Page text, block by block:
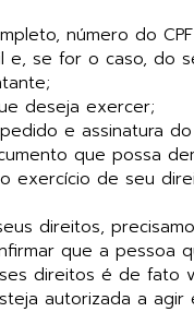
número do
e, se for o caso, do
deseja exercer;
e assinatura
que possa
exercício de seu
direitos,
que a pessoa
direitos é de fato
autorizada a agir